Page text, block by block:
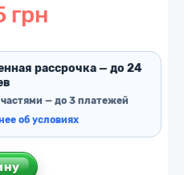
грн
рассрочка — до 24
— до 3 платежей
об условиях